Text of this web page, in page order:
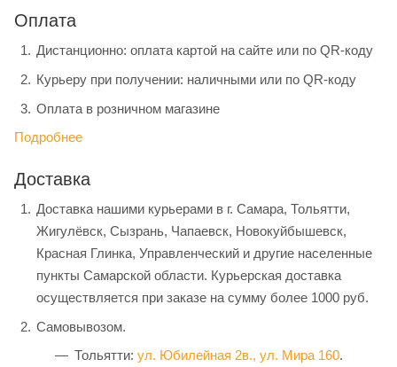
Оплата
Дистанционно: оплата картой на сайте или по QR-коду
Курьеру при получении: наличными или по QR-коду
Оплата в розничном магазине
Подробнее
Доставка
Доставка нашими курьерами в г. Самара, Тольятти,
Жигулёвск, Сызрань, Чапаевск, Новокуйбышевск,
Красная Глинка, Управленческий и другие населенные
пункты Самарской области. Курьерская доставка
осуществляется при заказе на сумму более 1000 руб.
Самовывозом.
Тольятти: ул. Юбилейная 2в., ул. Мира 160.